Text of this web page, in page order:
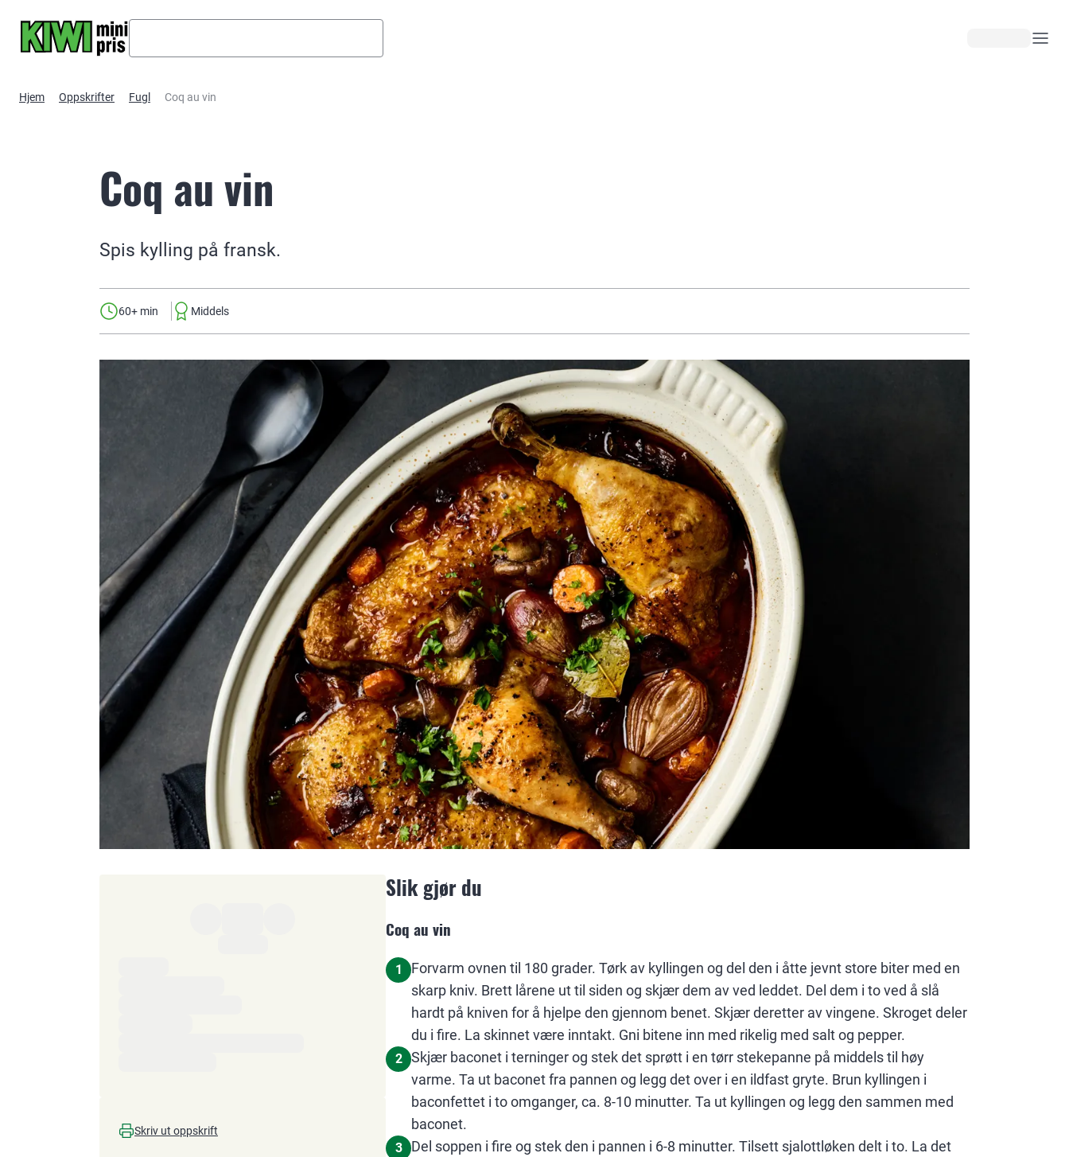
Hjem Oppskrifter Fugl Coq au vin
Coq au vin
Spis kylling på fransk.
60+ min Middels
Skriv ut oppskrift
Slik gjør du
Coq au vin
1
Forvarm ovnen til 180 grader. Tørk av kyllingen og del den i åtte jevnt store biter med en
skarp kniv. Brett lårene ut til siden og skjær dem av ved leddet. Del dem i to ved å slå
hardt på kniven for å hjelpe den gjennom benet. Skjær deretter av vingene. Skroget deler
du i fire. La skinnet være inntakt. Gni bitene inn med rikelig med salt og pepper.
2
Skjær baconet i terninger og stek det sprøtt i en tørr stekepanne på middels til høy
varme. Ta ut baconet fra pannen og legg det over i en ildfast gryte. Brun kyllingen i
baconfettet i to omganger, ca. 8-10 minutter. Ta ut kyllingen og legg den sammen med
baconet.
3
Del soppen i fire og stek den i pannen i 6-8 minutter. Tilsett sjalottløken delt i to. La det